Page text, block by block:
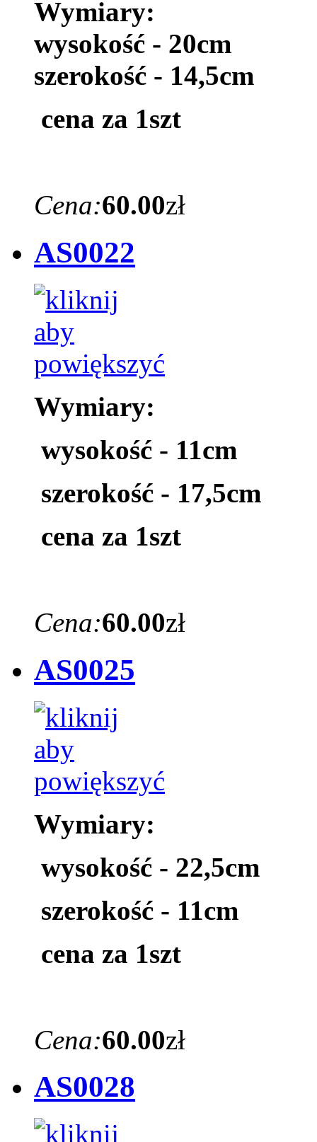
Wymiary:
wysokość - 20cm
szerokość - 14,5cm
cena za 1szt
Cena:60.00zł
AS0022
Wymiary:
wysokość - 11cm
szerokość - 17,5cm
cena za 1szt
Cena:60.00zł
AS0025
Wymiary:
wysokość - 22,5cm
szerokość - 11cm
cena za 1szt
Cena:60.00zł
AS0028